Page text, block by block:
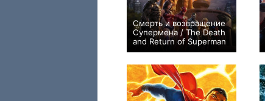
Смерть и возвращение
Супермена / The Death
and Return of Superman
+9